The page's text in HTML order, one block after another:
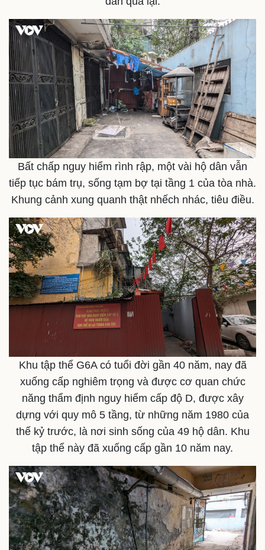
Khởi nghiệp
Tiêu dùng
Tỷ giá
Chứng khoán
Giá cà phê
Pháp luật
Vụ án
Tin nóng
Tư vấn luật
Quân sự - Quốc phòng
Vũ khí
Việt Nam
Phân tích
Bất chấp nguy hiểm rình rập, một vài hộ dân vẫn
tiếp tục bám trụ, sống tạm bợ tại tầng 1 của tòa nhà.
Khung cảnh xung quanh thật nhếch nhác, tiêu điều.
Khu tập thể G6A có tuổi đời gần 40 năm, nay đã
xuống cấp nghiêm trọng và được cơ quan chức
năng thẩm định nguy hiểm cấp độ D, được xây
dựng với quy mô 5 tầng, từ những năm 1980 của
thế kỷ trước, là nơi sinh sống của 49 hộ dân. Khu
tập thể này đã xuống cấp gần 10 năm nay.